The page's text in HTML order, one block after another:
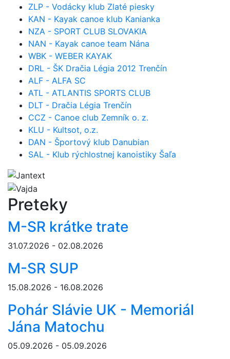
ZLP - Vodácky klub Zlaté piesky
KAN - Kayak canoe klub Kanianka
NZA - SPORT CLUB SLOVAKIA
NAN - Kayak canoe team Nána
WBK - WEBER KAYAK
DRL - ŠK Dračia Légia 2012 Trenčín
ALF - ALFA SC
ATL - ATLANTIS SPORTS CLUB
DLT - Dračia Légia Trenčín
CCZ - Canoe club Zemník o. z.
KLU - Kultsot, o.z.
DAN - Športový klub Danubian
SAL - Klub rýchlostnej kanoistiky Šaľa
Preteky
M-SR krátke trate
31.07.2026 - 02.08.2026
M-SR SUP
15.08.2026 - 16.08.2026
Pohár Slávie UK - Memoriál
Jána Matochu
05.09.2026 - 05.09.2026